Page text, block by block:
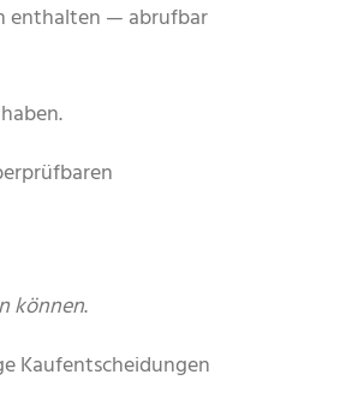
enthalten — abrufbar
können.
Kaufentscheidungen